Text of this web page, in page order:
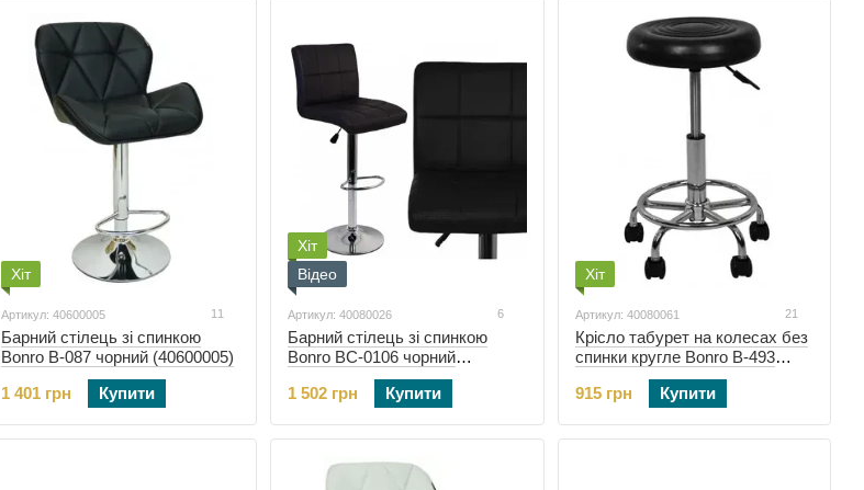
Хіт
Артикул: 40600005 11
Барний стілець зі спинкою
Bonro B-087 чорний (40600005)
1 401 грн
Купити
Хіт
Відео
Артикул: 40080026 6
Барний стілець зі спинкою
Bonro BC-0106 чорний
1 502 грн
Купити
Хіт
Артикул: 40080061 21
Крісло табурет на колесах без
спинки кругле Bonro B-493
чорне (40080061)
915 грн
Купити